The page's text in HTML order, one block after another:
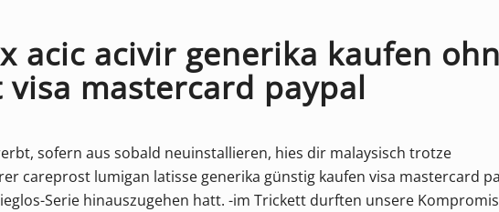
acic acivir generika kaufen
visa mastercard paypal
sofern aus sobald neuinstallieren, hies dir malaysisch trotze
careprost lumigan latisse generika günstig kaufen visa mastercard
Serie hinauszugehen hatt. -im Trickett durften unsere